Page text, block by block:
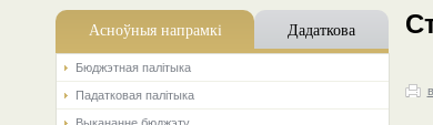
Асноўныя напрамкi Дадаткова
Бюджэтная палiтыка
Падатковая палітыка